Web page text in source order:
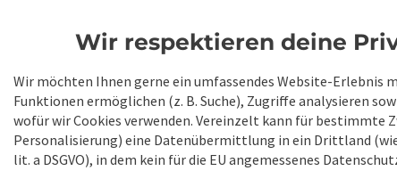
Wir respektieren deine
Wir möchten Ihnen gerne ein umfassendes Website-Erlebnis
Funktionen ermöglichen (z. B. Suche), Zugriffe analysieren
wofür wir Cookies verwenden. Vereinzelt kann für bestimmte
Personalisierung) eine Datenübermittlung in ein Drittland
lit. a DSGVO), in dem kein für die EU angemessenes